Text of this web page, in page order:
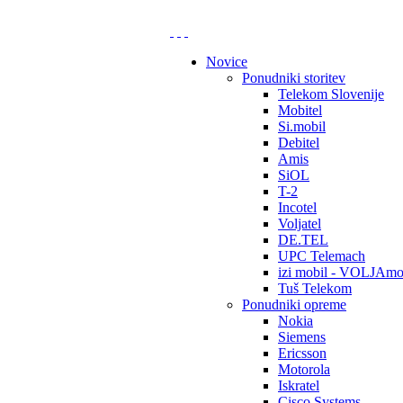
Novice
Ponudniki storitev
Telekom Slovenije
Mobitel
Si.mobil
Debitel
Amis
SiOL
T-2
Incotel
Voljatel
DE.TEL
UPC Telemach
izi mobil -
Tuš Telekom
Ponudniki opreme
Nokia
Siemens
Ericsson
Motorola
Iskratel